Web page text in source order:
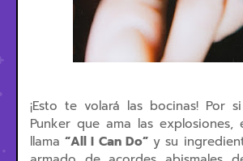
¡Esto te volará las bocinas! Por
Punker que ama las explosiones,
llama“All I Can Do”y su